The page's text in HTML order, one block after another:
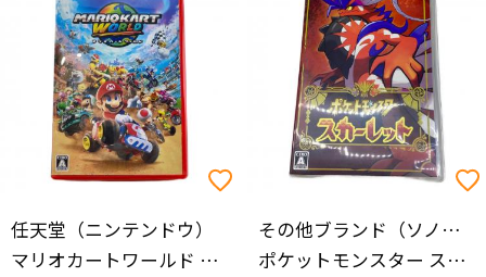
任天堂（ニンテンドウ）
マリオカートワールド Nintendo Switch2用ソフト CERO A (全年齢対象)
その他ブランド（ソノタブランド）
ポケットモンスター スカーレット/Switch/HACPALZXA/A 全年齢対象 Nintendo Switch用ソフト CERO A (全年齢対象)